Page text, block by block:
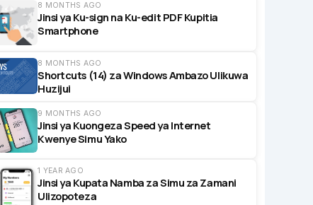
8 MONTHS AGO
Jinsi ya Ku-sign na Ku-edit PDF Kupitia
Smartphone
8 MONTHS AGO
Shortcuts (14) za Windows Ambazo Ulikuwa
Huzijui
9 MONTHS AGO
Jinsi ya Kuongeza Speed ya Internet
Kwenye Simu Yako
1 YEAR AGO
Jinsi ya Kupata Namba za Simu za Zamani
Ulizopoteza